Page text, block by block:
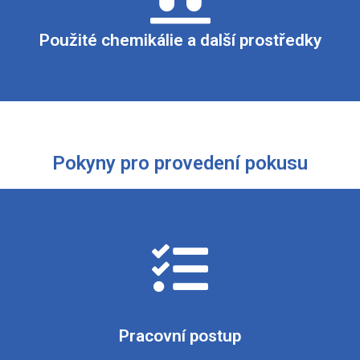
Použité chemikálie a další prostředky
v 0,9% roztoku chloridu sodného), koncentrovaná kyselina
Pokyny pro provedení pokusu
Pracovní postup
přikapáváme koncentrovanou kyselinu dusičnou (1 ml).